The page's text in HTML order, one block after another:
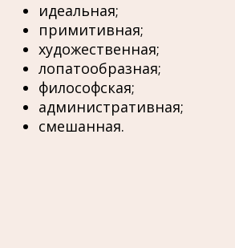
идеальная;
примитивная;
художественная;
лопатообразная;
философская;
административная;
смешанная.